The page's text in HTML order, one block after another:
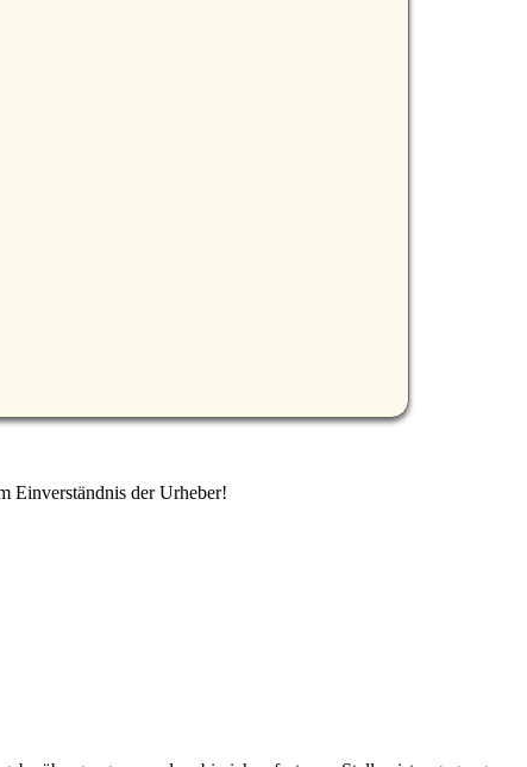
Einverständnis der Urheber!